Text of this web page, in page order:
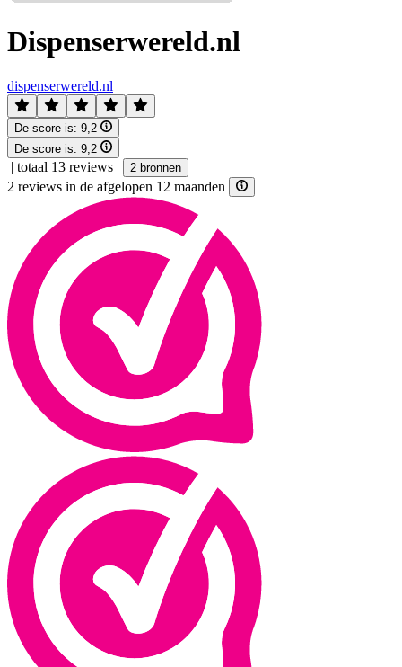
Dispenserwereld.nl
dispenserwereld.nl
De score is: 9,2
De score is: 9,2
| totaal 13 reviews | 2 bronnen
2 reviews in de afgelopen 12 maanden